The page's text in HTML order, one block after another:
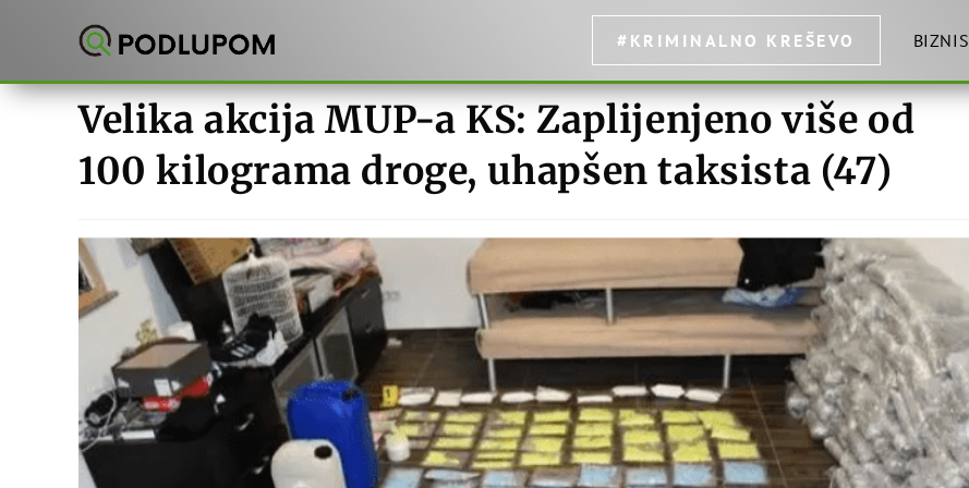
#KRIMINALNO KREŠEVO BIZNIS
Velika akcija MUP-a KS: Zaplijenjeno više od
100 kilograma droge, uhapšen taksista (47)